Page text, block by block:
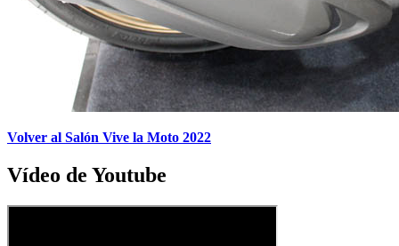
Volver al Salón Vive la Moto 2022
Vídeo de Youtube